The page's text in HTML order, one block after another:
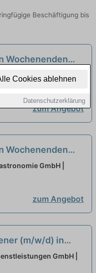
Cookies ablehnen
Datenschutzerklärung
Beschäftigung bis
Wochenenden
GmbH |
zum Angebot
Wochenenden
GmbH |
zum Angebot
(m/w/d) in
neu
GmbH |